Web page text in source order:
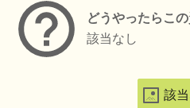
どうやったらこ
該当なし
該